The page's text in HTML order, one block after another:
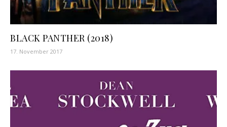
BLACK PANTHER (2018)
17. November 2017